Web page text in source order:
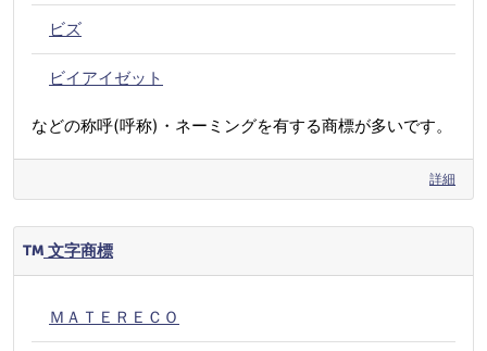
ビズ
ビイアイゼット
などの称呼(呼称)・ネーミングを有する商標が多いです。
詳細
文字商標
ＭＡＴＥＲＥＣＯ